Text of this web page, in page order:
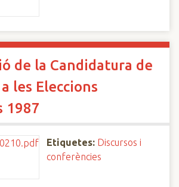
de la Candidatura de
les Eleccions
1987
Etiquetes: Discursos i
conferències